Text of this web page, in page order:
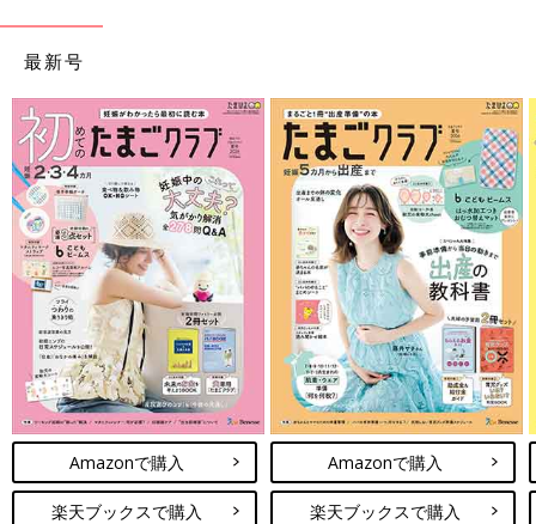
紙焼き写真にプリントして、
でコピーできるお店も増えています。
関連：超音波写真でここまで見える！おなかの中で赤ちゃんのお
しっこシーンを激写！
超音波写真の見方を理解すると、赤ちゃんの成長が実感でき、健
診がより楽しくなります。経腟超音波が苦手なママも、おなかの
赤ちゃんが大きくなってくると経腹超音波に替わり、おなかの上
からの検査になるのでご安心を。超音波検査は、おなかの成長を
目でみて実感することができる、貴重なチャンスです。もらった
写真は大切に保管しましょう。（文・たまごクラブ編集部）
■監修：小川クリニック院長 小川隆吉先生
1975年日本医科大学卒業。同大学産婦人科講師、都立築地産院
産婦人科医長を経て、1995年より現職。セックスカウンセラー
セラピスト協会会員、日本不妊学会会員。
最新号
Amazonで購入
楽天ブックスで購入
Amazonで購入
楽天ブックスで購入